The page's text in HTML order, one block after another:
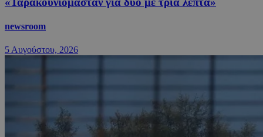
newsroom
5 Αυγούστου, 2026